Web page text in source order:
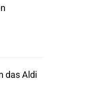
das Aldi